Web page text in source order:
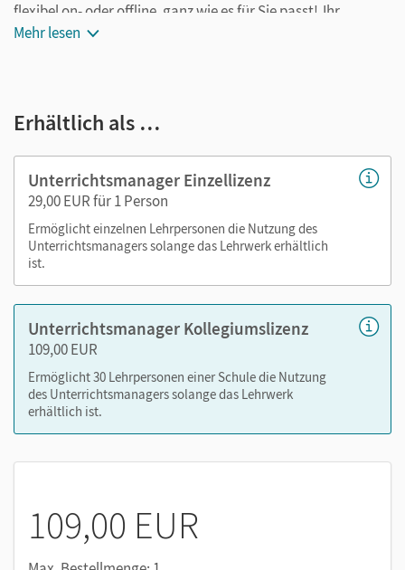
flexibel on- oder offline, ganz wie es für Sie passt! Ihr
Unterrichtsmanager enthält:
Lösungen zum Activity Book, Stoffverteilungsplan)
Lösungen zu den Lernstandserhebungen
E-Book
Nutzen Sie den Unterrichtsmanager auf lernen.cornelsen.de
oder über die Cornelsen Lernen App.
Mehr lesen
Erhältlich als …
Unterrichtsmanager Einzellizenz
29,00 EUR für 1 Person
Ermöglicht einzelnen Lehrpersonen die Nutzung des
Unterrichtsmanagers solange das Lehrwerk erhältlich
ist.
Unterrichtsmanager Kollegiumslizenz
109,00 EUR
Ermöglicht 30 Lehrpersonen einer Schule die Nutzung
des Unterrichtsmanagers solange das Lehrwerk
erhältlich ist.
109,00 EUR